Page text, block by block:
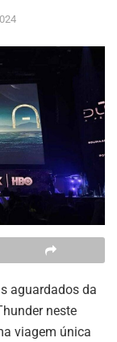
aguardados da
neste
viagem única